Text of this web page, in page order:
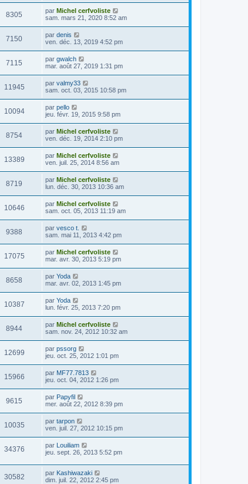
8305 par Michel cerfvoliste
sam. mars 21, 2020 8:52 am
7150 par denis
ven. déc. 13, 2019 4:52 pm
7115 par gwalch
mar. août 27, 2019 1:31 pm
11945 par valmy33
sam. oct. 03, 2015 10:58 pm
10094 par pello
jeu. févr. 19, 2015 9:58 pm
8754 par Michel cerfvoliste
ven. déc. 19, 2014 2:10 pm
13389 par Michel cerfvoliste
ven. juil. 25, 2014 8:56 am
8719 par Michel cerfvoliste
lun. déc. 30, 2013 10:36 am
10646 par Michel cerfvoliste
sam. oct. 05, 2013 11:19 am
9388 par vesco t.
sam. mai 11, 2013 4:42 pm
17075 par Michel cerfvoliste
mar. avr. 30, 2013 5:19 pm
8658 par Yoda
mar. avr. 02, 2013 1:45 pm
10387 par Yoda
lun. févr. 25, 2013 7:20 pm
8944 par Michel cerfvoliste
sam. nov. 24, 2012 10:32 am
12699 par pssorg
jeu. oct. 25, 2012 1:01 pm
15966 par MF77.7813
jeu. oct. 04, 2012 1:26 pm
9615 par Papyfil
mer. août 22, 2012 8:39 pm
10035 par tarpon
ven. juil. 27, 2012 10:15 pm
34376 par
Louiliam
jeu. sept. 26, 2013 5:52 pm
30582 par Kashiwazaki
dim. juil. 22, 2012 2:45 pm